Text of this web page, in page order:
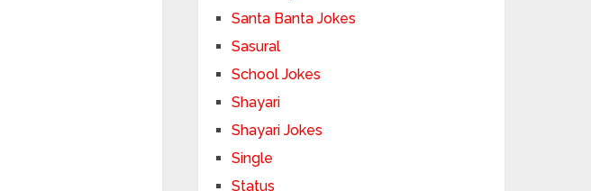
Santa Banta Jokes
Sasural
School Jokes
Shayari
Shayari Jokes
Single
Status